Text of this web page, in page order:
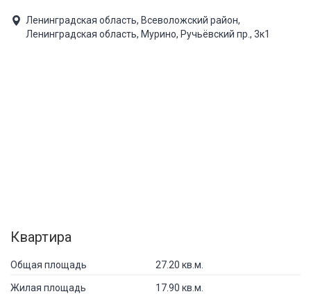
Ленинградская область, Всеволожский район,
Ленинградская область, Мурино, Ручьёвский пр., 3к1
Квартира
Общая площадь 27.20 кв.м.
Жилая площадь 17.90 кв.м.